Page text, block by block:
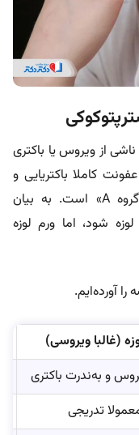
از ویروس یا باکتری
کاملا باکتریایی و
مشخصا ناشی از باکتری «استرپتوکوک گروه A» است. به بیان
شود، اما ورم لوزه‌
آورده‌ایم.
(غالبا ویروسی)
و به‌ندرت باکتری‌
تدریجی